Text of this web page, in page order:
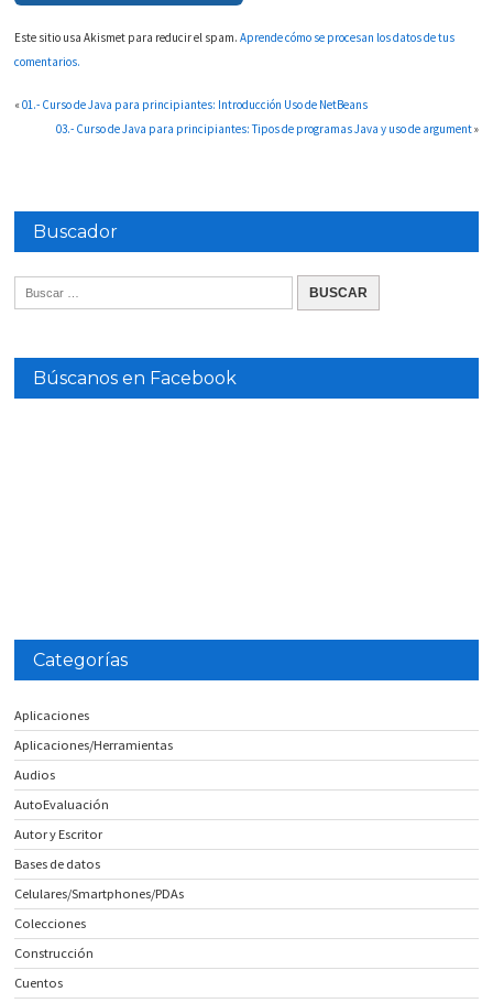
Este sitio usa Akismet para reducir el spam.Aprende cómo se procesan los datos de tus
comentarios.
«01.- Curso de Java para principiantes: Introducción Uso de NetBeans
03.- Curso de Java para principiantes: Tipos de programas Java y uso de argument»
Buscador
Búscanos en Facebook
Categorías
Aplicaciones
Aplicaciones/Herramientas
Audios
AutoEvaluación
Autor y Escritor
Bases de datos
Celulares/Smartphones/PDAs
Colecciones
Construcción
Cuentos